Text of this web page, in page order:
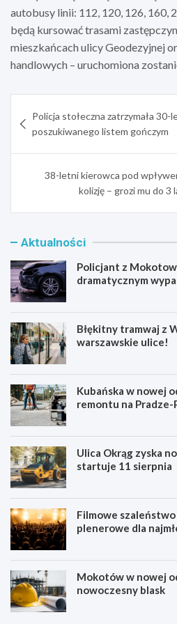
autobusy linii: 112, 120, 126, 160,
będą kursować trasami
mieszkańcach ulicy Geodezyjnej
handlowych – uruchomiona
wpisu
Policja stołeczna zatrzymała 30-
poszukiwanego listem gończym
38-letni kierowca pod
kolizję – grozi mu do
Aktualności
Policjant z
dramatycznym
Błękitny tramwaj z
warszawskie ulice!
Kubańska w nowej
remontu na Pradze-
Ulica Okrąg zyska
startuje 11 sierpnia
Filmowe
plenerowe dla
Mokotów w nowej
nowoczesny blask
P
B